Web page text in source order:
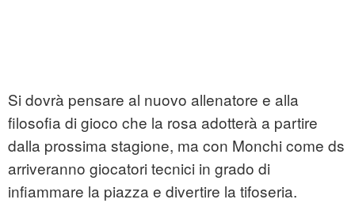
Si dovrà pensare al nuovo allenatore e alla
filosofia di gioco che la rosa adotterà a partire
dalla prossima stagione, ma con Monchi come ds
arriveranno giocatori tecnici in grado di
infiammare la piazza e divertire la tifoseria.